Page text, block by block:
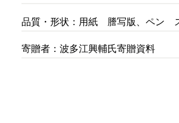
品質・形状：用紙 謄写版、ペン
寄贈者：波多江興輔氏寄贈資料